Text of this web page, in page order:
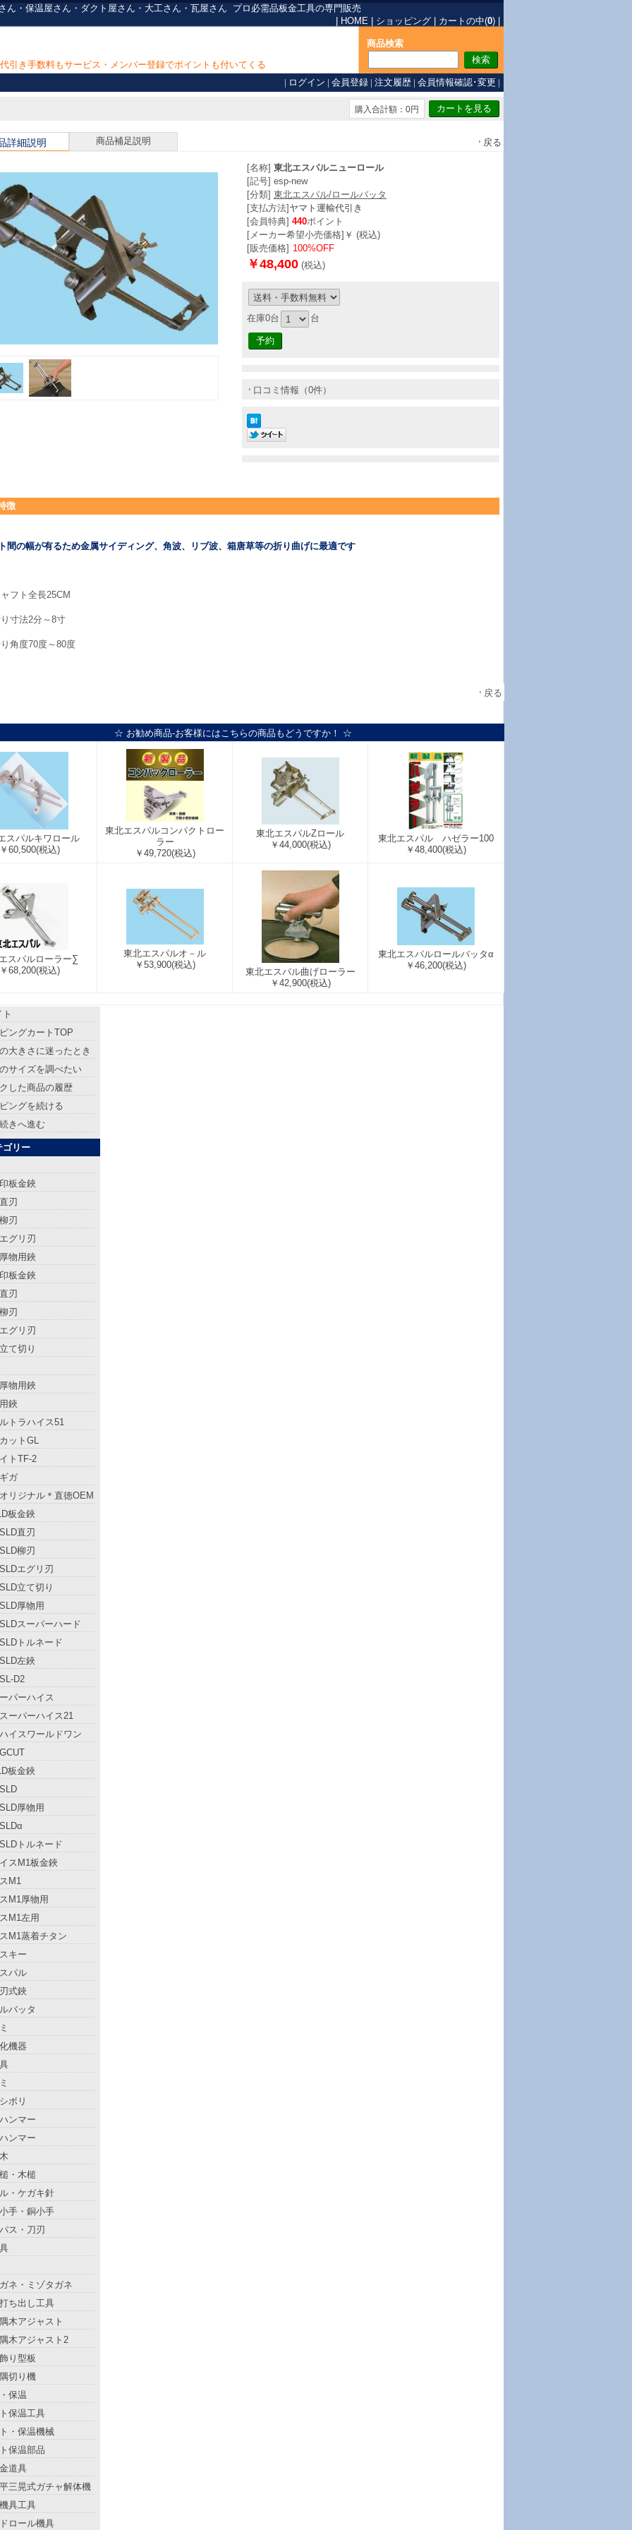
ん・保温屋さん・ダクト屋さん・大工さん・瓦屋さん プロ必需品板金工具の専門販売
HOME ショッピング カートの中(0)
引き手数料もサービス・メンバー登録でポイントも付いてくる
商品検索
| ログイン | 会員登録 | 注文履歴 | 会員情報確認･変更 |
購入合計額：0円
詳細説明 商品補足説明 戻る
[名称] 東北エスパルニューロール
[記号] esp-new
[分類] 東北エスパル/ロールバッタ
[支払方法] ヤマト運輸代引き
[会員特典] 440ポイント
[メーカー希望小売価格]￥ (税込)
[販売価格] 100%OFF
￥48,400 (税込)
在庫0台 台
口コミ情報（0件）
徴
間の幅が有るため金属サイディング、角波、リブ波、箱唐草等の折り曲げに最適です
フト全長25CM
寸法2分～8寸
角度70度～80度
戻る
☆ お勧め商品-お客様にはこちらの商品もどうですか！ ☆
スパルキワロール
60,500(税込)
東北エスパルコンパクトロー
ラー
￥49,720(税込)
東北エスパルZロール
￥44,000(税込)
東北エスパル ハゼラー100
￥48,400(税込)
スパルローラー∑
68,200(税込)
東北エスパルオ－ル
￥53,900(税込)
東北エスパル曲げローラー
￥42,900(税込)
東北エスパルロールバッタα
￥46,200(税込)
ングカートTOP
大きさに迷ったとき
サイズを調べたい
した商品の履歴
ングを続ける
きへ進む
ゴリー
板金鋏
刃
刃
グリ刃
物用鋏
板金鋏
刃
刃
グリ刃
て切り
物用鋏
鋏
トラハイス51
ットGL
トTF-2
ガ
リジナル＊直徳OEM
板金鋏
直刃
柳刃
エグリ刃
立て切り
厚物用
スーパーハード
トルネード
左鋏
D2
パーハイス
ーパーハイス21
イスワールドワン
板金鋏
厚物用
トルネード
スM1板金鋏
M1
M1厚物用
M1左用
M1蒸着チタン
キー
パル
式鋏
バッタ
機器
ボリ
ンマー
ンマー
・木槌
・ケガキ針
手・銅小手
ス・刀刃
ネ・ミゾタガネ
ち出し工具
木アジャスト
木アジャスト2
り型板
切り機
保温
保温工具
・保温機械
保温部品
道具
三晃式ガチャ解体機
具工具
ロール機具